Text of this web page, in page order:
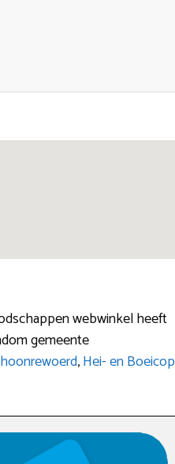
webwinkel heeft
gemeente
,Hei- en Boeicop